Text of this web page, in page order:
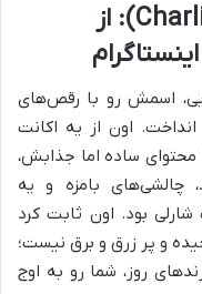
شارلی دی‌آملیو (Charli D’Amelio): از
اسمش رو با رقص‌های
اون از یه اکانت
محتوای ساده اما جذابش،
چالشی‌های بامزه و یه
بود. اون ثابت کرد
و پر زرق و برق نیست؛
روز، شما رو به اوج